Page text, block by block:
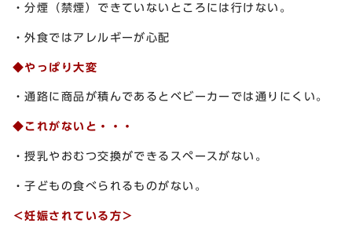
・分煙（禁煙）できていないところには行けない。
・外食ではアレルギーが心配
◆やっぱり大変
・通路に商品が積んであるとベビーカーでは通りにくい。
◆これがないと・・・
・授乳やおむつ交換ができるスペースがない。
・子どもの食べられるものがない。
＜妊娠されている方＞